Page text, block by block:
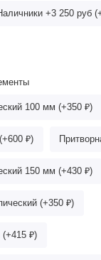
+3 250 руб
100 мм (+350 ₽)
₽)
150 мм (+430 ₽)
(+350 ₽)
₽)